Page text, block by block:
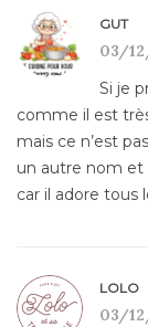
GUT
03/
Si je
comme il est
mais ce n’est
un autre nom et
car il adore tous
LOLO
03/